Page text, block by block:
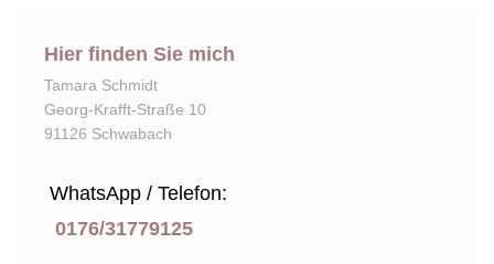
Hier finden Sie mich
Tamara Schmidt
Georg-Krafft-Straße 10
91126 Schwabach
WhatsApp / Telefon:
0176/31779125